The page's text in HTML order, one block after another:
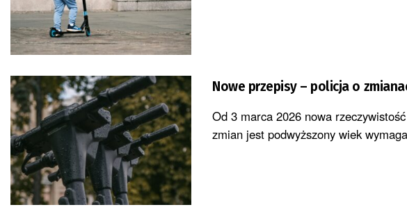
Nowe przepisy – policja o
Od 3 marca 2026 nowa
zmian jest podwyższony wiek